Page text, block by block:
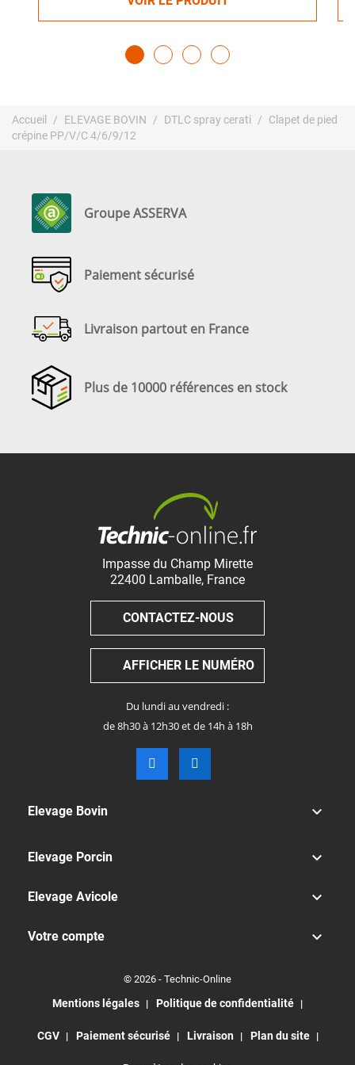
Accueil ELEVAGE BOVIN DTLC spray cerati
Clapet de pied
crépine PP/V/C 4/6/9/12
Groupe ASSERVA
Paiement sécurisé
Livraison partout en France
Plus de 10000 références en stock
Impasse du Champ Mirette
22400 Lamballe, France
CONTACTEZ-NOUS
AFFICHER LE NUMÉRO
Du lundi au vendredi :
de 8h30 à 12h30 et de 14h à 18h
Elevage Bovin 
Elevage Porcin 
Elevage Avicole 
Votre compte 
© 2026 - Technic-Online
Mentions légales Politique de confidentialité
CGV Paiement sécurisé Livraison Plan du site